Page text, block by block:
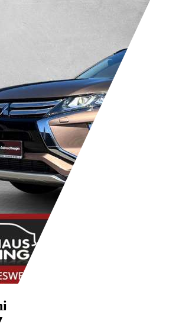
Eclipse Cross
AUTOM. LED ACC